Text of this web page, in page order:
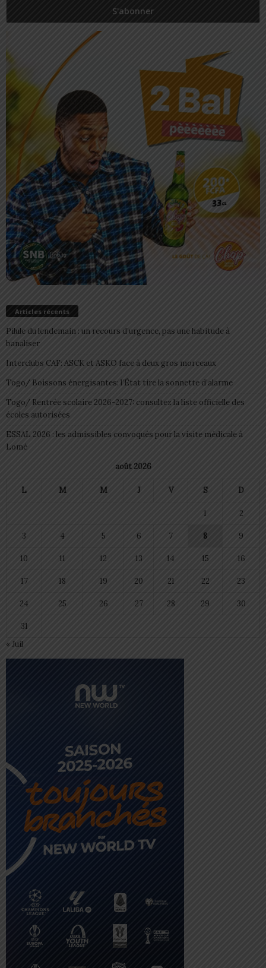
Articles récents
Pilule du lendemain : un recours d’urgence, pas une habitude à
banaliser
Interclubs CAF: ASCK et ASKO face à deux gros morceaux
Togo/ Boissons énergisantes: l’État tire la sonnette d’alarme
Togo/ Rentrée scolaire 2026-2027: consultez la liste officielle des
écoles autorisées
ESSAL 2026 : les admissibles convoqués pour la visite médicale à
Lomé
août 2026
L M M J V S D
1 2
3 4 5 6 7 8 9
10 11 12 13 14 15 16
17 18 19 20 21 22 23
24 25 26 27 28 29 30
31
« Juil